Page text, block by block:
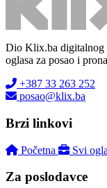
Dio Klix.ba digitalnog
oglasa za posao i
+387 33 263 252
posao@klix.ba
Brzi linkovi
Početna Svi
Za poslodavce